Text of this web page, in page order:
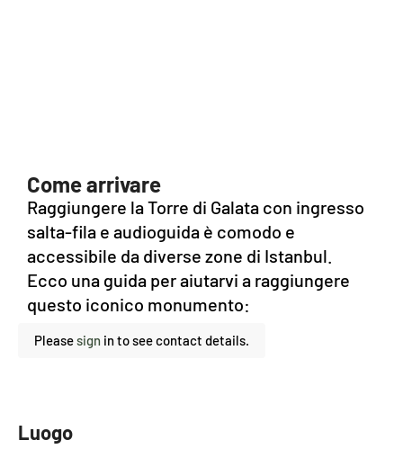
Come arrivare
Raggiungere la Torre di Galata con ingresso
salta-fila e audioguida è comodo e
accessibile da diverse zone di Istanbul.
Ecco una guida per aiutarvi a raggiungere
questo iconico monumento:
Pleasesign in to see contact details.
Luogo